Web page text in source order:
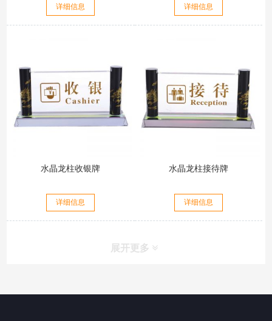
详细信息 详细信息
水晶龙柱收银牌
详细信息
水晶龙柱接待牌
详细信息
展开更多